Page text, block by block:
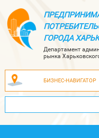
ГОРОДА
Департамент
рынка
БИЗНЕС-НАВИГАТОР